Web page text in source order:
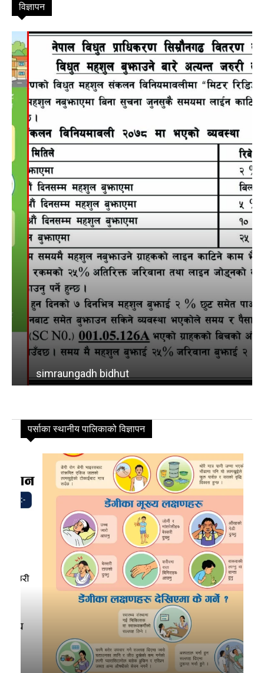
विज्ञापन
simraungadh bidhut
पर्साका स्थानीय पालिकाको विज्ञापन